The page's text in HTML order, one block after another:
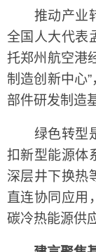
推动产业转
全国人大代表
托郑州航空港
制造创新中心
部件研发制造
绿色转型是
扣新型能源体
深层井下换热
直连协同应用
碳冷热能源供